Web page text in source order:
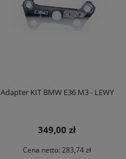
Adapter KIT BMW E36 M3 - LEWY
349,00 zł
Cena netto: 283,74 zł